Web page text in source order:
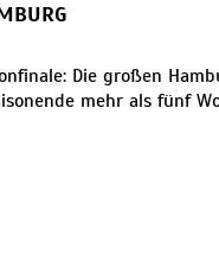
Die großen
mehr als fünf